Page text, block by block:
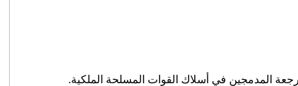
المدمجين في أسلاك القوات المسلحة الملكية.